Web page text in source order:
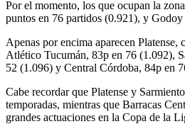
Por el momento, los que ocupan la
puntos en 76 partidos (0.921), y
Apenas por encima aparecen Platense,
Atlético Tucumán, 83p en 76 (1.092),
52 (1.096) y Central Córdoba, 84p en
Cabe recordar que Platense y
temporadas, mientras que Barracas
grandes actuaciones en la Copa de la